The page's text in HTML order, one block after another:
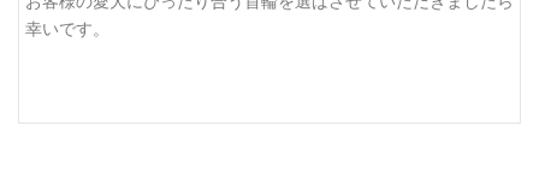
幸いです。